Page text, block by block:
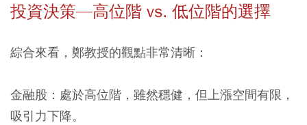
投資決策—高位階 vs. 低位階的選擇
綜合來看，鄭教授的觀點非常清晰：
金融股：處於高位階，雖然穩健，但上漲空間有限，
吸引力下降。